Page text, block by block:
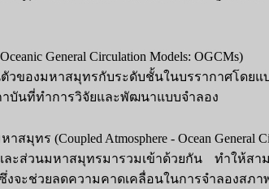
General Circulation Models: OGCMs)
วของมหาสมุทรกับระดับชั้นในบรรากาศโดยแ
บันที่ทำการวิจัยและพัฒนาแบบจำลอง
ร (Coupled Atmosphere - Ocean General
ละส่วนมหาสมุทรมารวมเข้าด้วยกัน ทำให้สา
จะช่วยลดความคาดเคลื่อนในการจำลองสภ